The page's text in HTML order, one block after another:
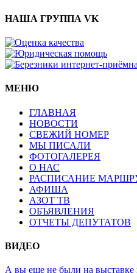
НАША ГРУППА VK
МЕНЮ
ГЛАВНАЯ
НОВОСТИ
СВЕЖИЙ НОМЕР
МЫ ПИСАЛИ
ФОТОГАЛЕРЕЯ
О НАС
РАСПИСАНИЕ
АФИША
АЗОТ ТВ
ОБЪЯВЛЕНИЯ
ОТЧЕТЫ ДЕПУТАТОВ
ВИДЕО
А вы еще не были на выставке